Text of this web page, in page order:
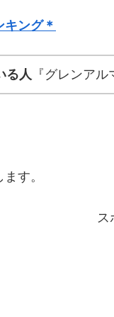
キング＊
る人 『グレンア
す。
ス